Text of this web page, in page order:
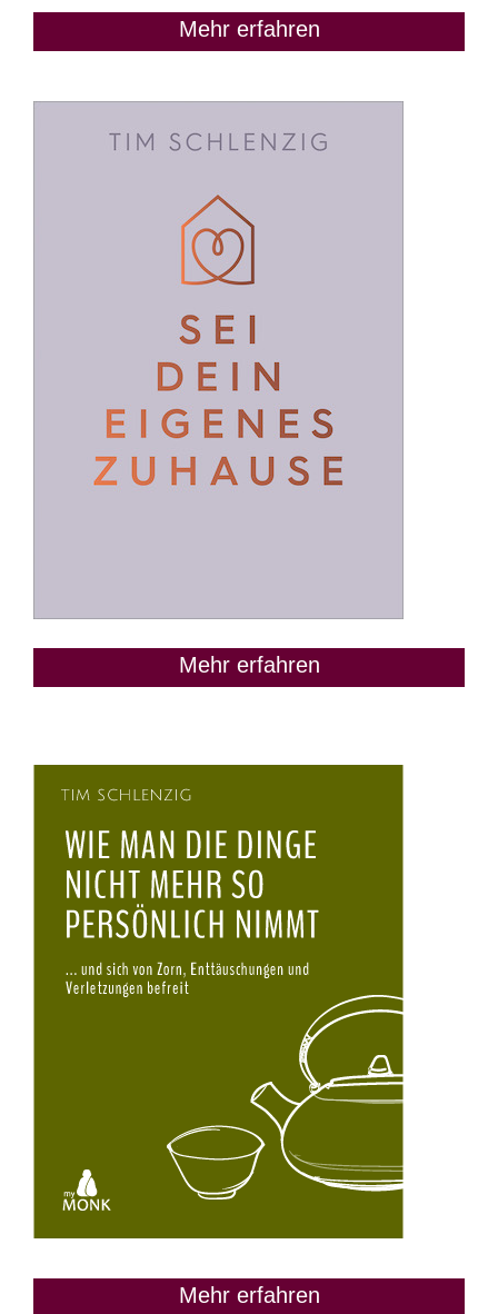
Mehr erfahren
Mehr erfahren
Mehr erfahren